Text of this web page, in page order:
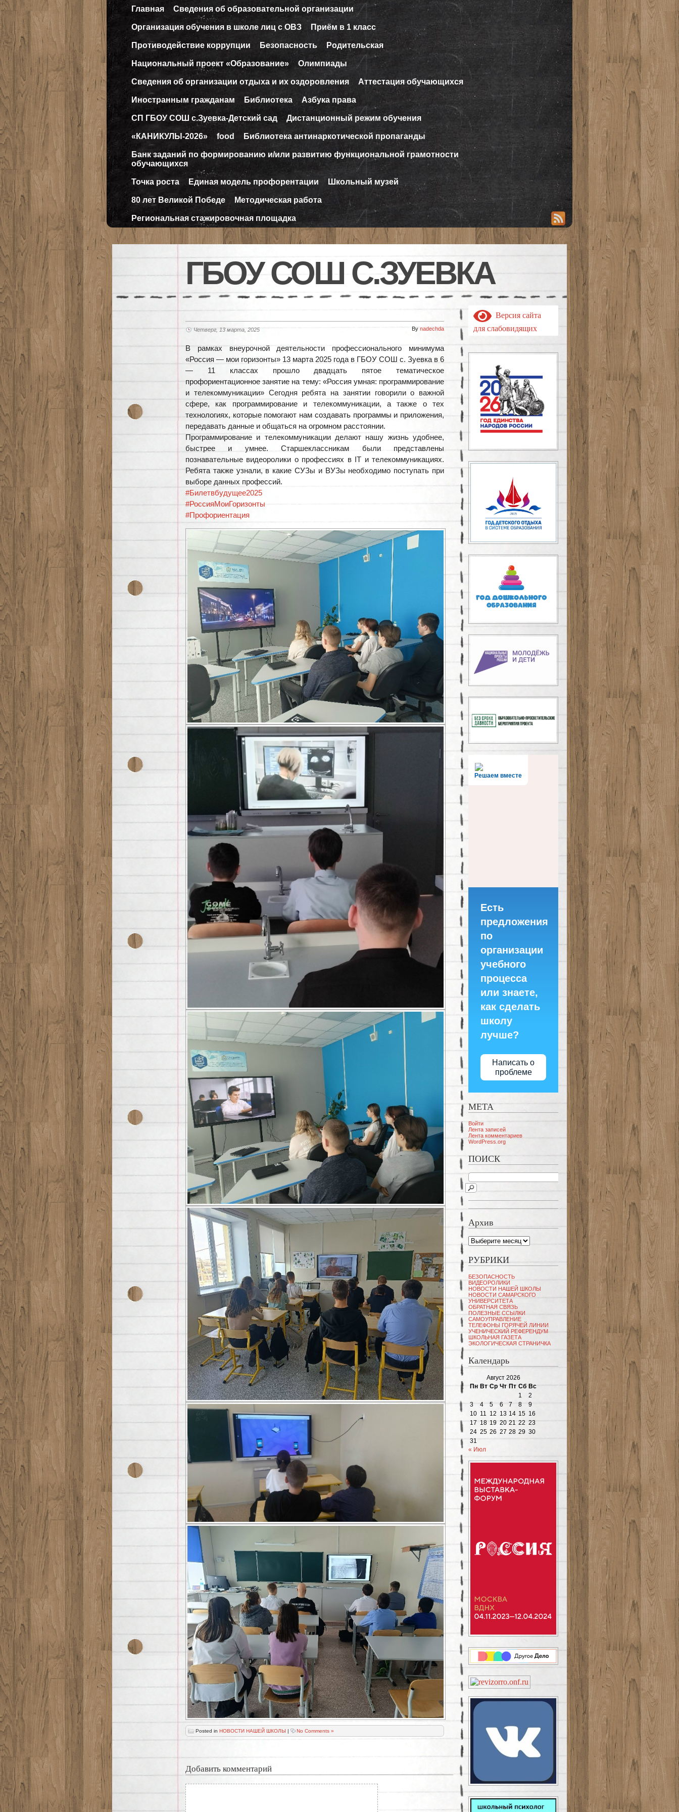
Главная Сведения об образовательной организации
Организация обучения в школе лиц с ОВЗ Приём в 1 класс
Противодействие коррупции Безопасность Родительская
Национальный проект «Образование» Олимпиады
Сведения об организации отдыха и их оздоровления Аттестация обучающихся
Иностранным гражданам Библиотека Азбука права
СП ГБОУ СОШ с.Зуевка-Детский сад Дистанционный режим обучения
«КАНИКУЛЫ-2026» food Библиотека антинаркотической пропаганды
Банк заданий по формированию и/или развитию функциональной грамотности
обучающихся
Точка роста Единая модель профорентации Школьный музей
80 лет Великой Победе Методическая работа
Региональная стажировочная площадка
ГБОУ СОШ С.ЗУЕВКА
By nadechda
Четверг, 13 марта, 2025
В рамках внеурочной деятельности профессионального минимума
«Россия — мои горизонты» 13 марта 2025 года в ГБОУ СОШ с. Зуевка в 6
— 11 классах прошло двадцать пятое тематическое
профориентационное занятие на тему: «Россия умная: программирование
и телекоммуникации» Сегодня ребята на занятии говорили о важной
сфере, как программирование и телекоммуникации, а также о тех
технологиях, которые помогают нам создавать программы и приложения,
передавать данные и общаться на огромном расстоянии.
Программирование и телекоммуникации делают нашу жизнь удобнее,
быстрее и умнее. Старшеклассникам были представлены
познавательные видеоролики о профессиях в IT и телекоммуникациях.
Ребята также узнали, в какие СУЗы и ВУЗы необходимо поступать при
выборе данных профессий.
#Билетвбудущее2025
#РоссияМоиГоризонты
#Профориентация
Posted in НОВОСТИ НАШЕЙ ШКОЛЫ | No Comments »
Добавить комментарий
Версия сайта
для слабовидящих
Решаем вместе
Есть
предложения
по
организации
учебного
процесса
или знаете,
как сделать
школу
лучше?
Написать о
проблеме
МЕТА
Войти
Лента записей
Лента комментариев
WordPress.org
ПОИСК
Архив
Архив
РУБРИКИ
БЕЗОПАСНОСТЬ
ВИДЕОРОЛИКИ
НОВОСТИ НАШЕЙ ШКОЛЫ
НОВОСТИ САМАРСКОГО
УНИВЕРСИТЕТА
ОБРАТНАЯ СВЯЗЬ
ПОЛЕЗНЫЕ ССЫЛКИ
САМОУПРАВЛЕНИЕ
ТЕЛЕФОНЫ ГОРЯЧЕЙ ЛИНИИ
УЧЕНИЧЕСКИЙ РЕФЕРЕНДУМ
ШКОЛЬНАЯ ГАЗЕТА
ЭКОЛОГИЧЕСКАЯ СТРАНИЧКА
Календарь
Август 2026
Пн Вт Ср Чт Пт Сб Вс
1
2
3
4 5 6 7 8
9
10 11 12 13 14 15 16
17 18 19 20 21 22 23
24 25 26 27 28 29 30
31
« Июл